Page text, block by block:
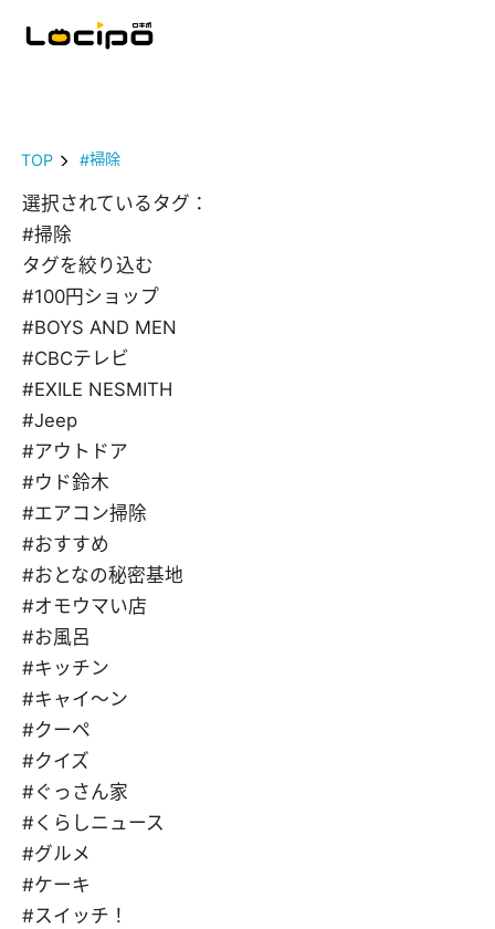
TOP #掃除
選択されているタグ：
#掃除
タグを絞り込む
#100円ショップ
#BOYS AND MEN
#CBCテレビ
#EXILE NESMITH
#Jeep
#アウトドア
#ウド鈴木
#エアコン掃除
#おすすめ
#おとなの秘密基地
#オモウマい店
#お風呂
#キッチン
#キャイ～ン
#クーペ
#クイズ
#ぐっさん家
#くらしニュース
#グルメ
#ケーキ
#スイッチ！